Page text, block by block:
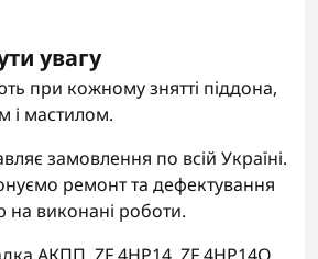
увагу
при кожному знятті піддона,
і мастилом.
замовлення по всій Україні.
ремонт та дефектування
на виконані роботи.